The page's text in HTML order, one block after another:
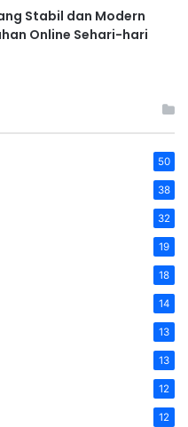
Stabil dan Modern
Online Sehari-hari
50
38
32
19
18
14
13
13
12
12